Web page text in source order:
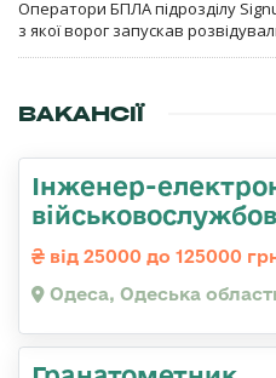
Оператори БПЛА підрозділу
з якої ворог запускав
ВАКАНСІЇ
Інженер-
від 25000 до 125000
Одеса, Одеська